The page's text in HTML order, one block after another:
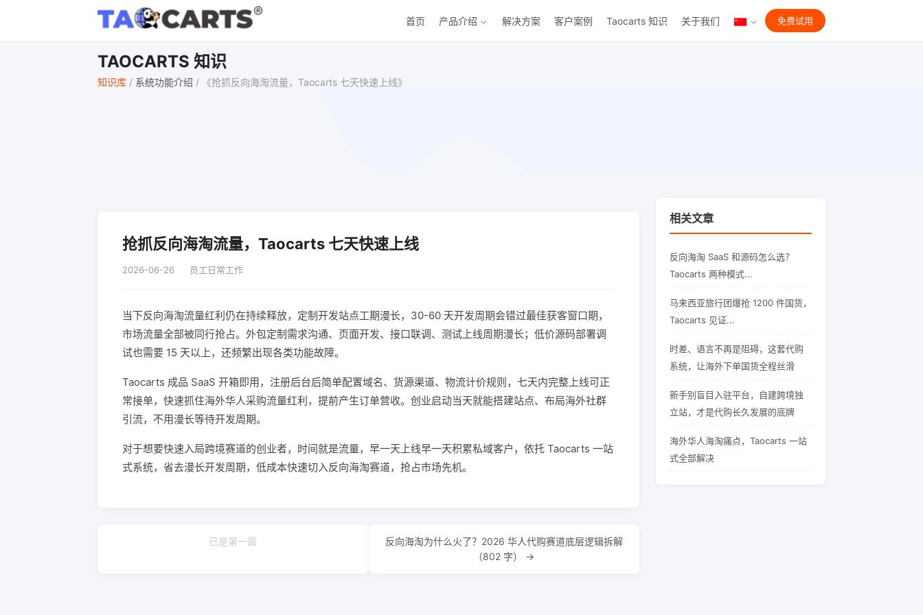
首页 产品介绍 解决方案 客户案例 Taocarts 知识 关于我们 免费试用
TAOCARTS 知识
知识库 / 系统功能介绍 / 《抢抓反向海淘流量，Taocarts 七天快速上线》
抢抓反向海淘流量，Taocarts 七天快速上线
2026-06-26 员工日常工作
当下反向海淘流量红利仍在持续释放，定制开发站点工期漫长，30-60 天开发周期会错过最佳获客窗口期，
市场流量全部被同行抢占。外包定制需求沟通、页面开发、接口联调、测试上线周期漫长；低价源码部署调
试也需要 15 天以上，还频繁出现各类功能故障。
Taocarts 成品 SaaS 开箱即用，注册后台后简单配置域名、货源渠道、物流计价规则，七天内完整上线可正
常接单，快速抓住海外华人采购流量红利，提前产生订单营收。创业启动当天就能搭建站点、布局海外社群
引流，不用漫长等待开发周期。
对于想要快速入局跨境赛道的创业者，时间就是流量，早一天上线早一天积累私域客户，依托 Taocarts 一站
式系统，省去漫长开发周期，低成本快速切入反向海淘赛道，抢占市场先机。
已是第一篇
反向海淘为什么火了？2026 华人代购赛道底层逻辑拆解
（802 字） →
相关文章
反向海淘 SaaS 和源码怎么选？
Taocarts 两种模式...
马来西亚旅行团爆抢 1200 件国货，
Taocarts 见证...
时差、语言不再是阻碍，这套代购
系统，让海外下单国货全程丝滑
新手别盲目入驻平台，自建跨境独
立站，才是代购长久发展的底牌
海外华人海淘痛点，Taocarts 一站
式全部解决